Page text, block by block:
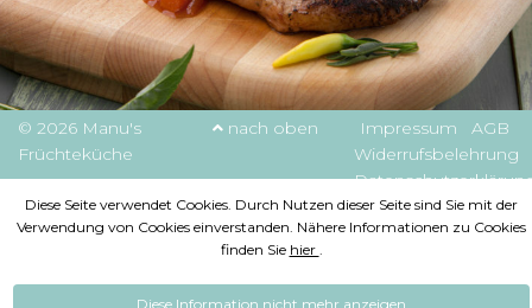
© 2026 Manu's
Früchteküche
nach oben Impressum
AGB
Widerrufsbelehrung
Diese Seite verwendet Cookies. Durch Nutzen dieser Seite sind Sie mit der
Verwendung von Cookies einverstanden. Nähere Informationen zu Cookies
finden Sie hier .
Diese Information nicht mehr anzeigen